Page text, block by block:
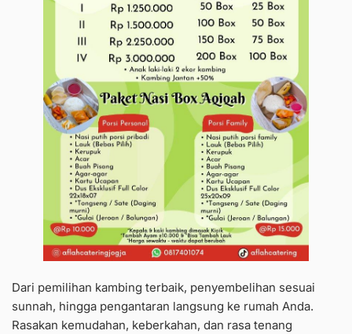
Dari pemilihan kambing terbaik, penyembelihan sesuai
sunnah, hingga pengantaran langsung ke rumah Anda.
Rasakan kemudahan, keberkahan, dan rasa tenang